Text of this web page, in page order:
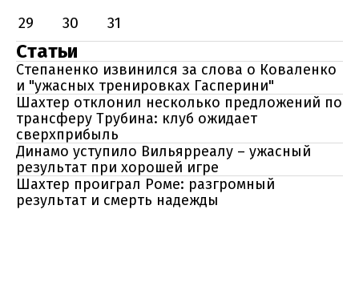
29
30 31
Статьи
Степаненко извинился за слова о Коваленко
и "ужасных тренировках Гасперини"
Шахтер отклонил несколько предложений по
трансферу Трубина: клуб ожидает
сверхприбыль
Динамо уступило Вильярреалу – ужасный
результат при хорошей игре
Шахтер проиграл Роме: разгромный
результат и смерть надежды